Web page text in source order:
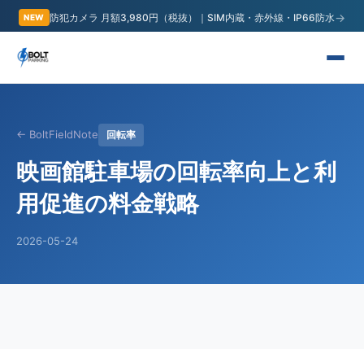
NEW 防犯カメラ 月額3,980円（税抜）｜SIM内蔵・赤外線・IP66防水→
← BoltFieldNote 回転率
映画館駐車場の回転率向上と利
用促進の料金戦略
2026-05-24